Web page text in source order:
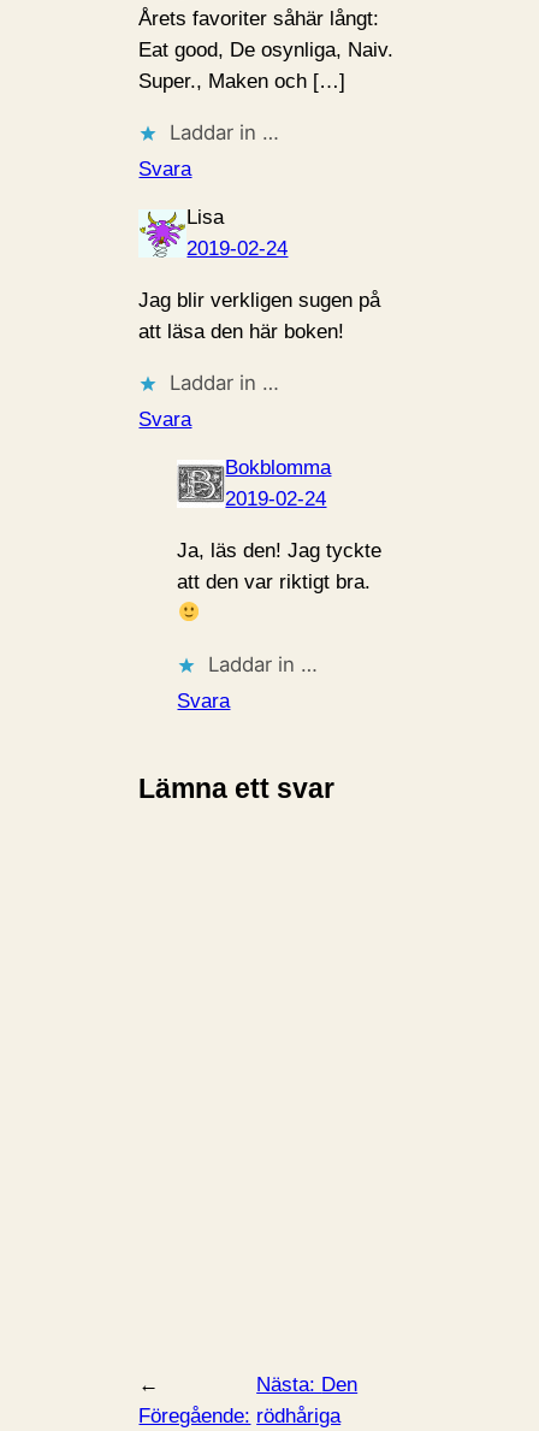
Årets favoriter såhär långt:
Eat good, De osynliga, Naiv.
Super., Maken och […]
Laddar in …
Svara
Lisa
2019-02-24
Jag blir verkligen sugen på
att läsa den här boken!
Laddar in …
Svara
Bokblomma
2019-02-24
Ja, läs den! Jag tyckte
att den var riktigt bra.
Laddar in …
Svara
Lämna ett svar
←
Föregående:
Nästa: Den
rödhåriga